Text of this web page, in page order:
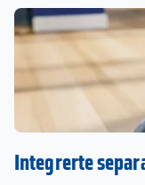
Integrerte